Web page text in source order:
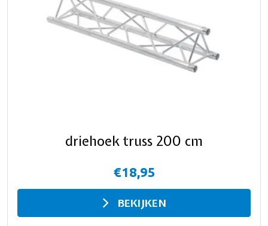
driehoek truss 200 cm
€18,95
BEKIJKEN